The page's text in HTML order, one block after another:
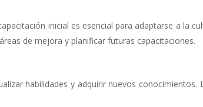
inicial es esencial para adaptarse a la
de mejora y planificar futuras capacitaciones.
habilidades y adquirir nuevos conocimientos.